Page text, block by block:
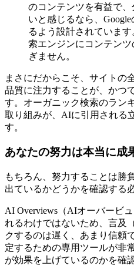
のコンテンツを有益で
いと感じるなら、
るよう設計されていま
索エンジンにコンテン
ぎません。
まさにだからこそ、サイトの
品質に注力することが、かつ
す。オーガニック検索のラン
取り組みが、AIに引用される
す。
あなたの努力は本当に成
もちろん、努力することは勝
出ているかどうかを確認する
AI Overviews（AIオーバービ
れるわけではないため、言及
クするのは遅く、あまり信頼
定するための専用ツールが非
が効果を上げているのかを確